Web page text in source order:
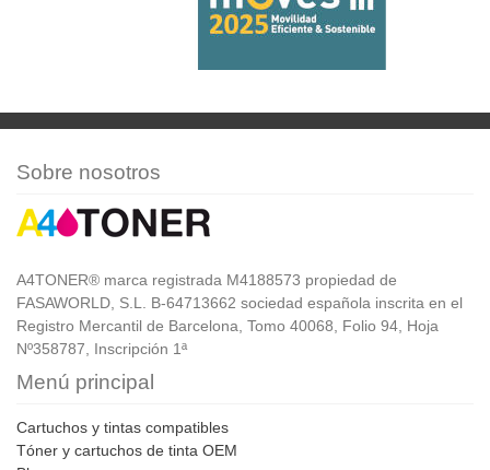
Sobre nosotros
A4TONER® marca registrada M4188573 propiedad de
FASAWORLD, S.L. B-64713662 sociedad española inscrita en el
Registro Mercantil de Barcelona, Tomo 40068, Folio 94, Hoja
Nº358787, Inscripción 1ª
Menú principal
Cartuchos y tintas compatibles
Tóner y cartuchos de tinta OEM